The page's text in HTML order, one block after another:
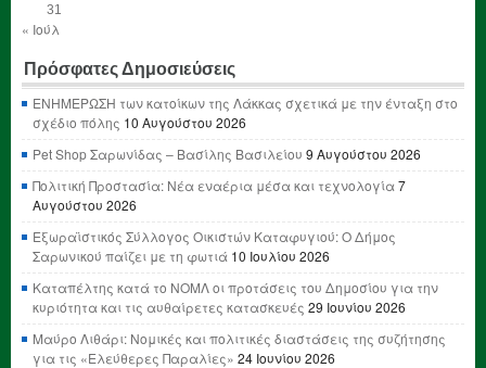
31
« Ιούλ
Πρόσφατες Δημοσιεύσεις
ΕΝΗΜΕΡΩΣΗ των κατοίκων της Λάκκας σχετικά με την ένταξη στο
σχέδιο πόλης 10 Αυγούστου 2026
Pet Shop Σαρωνίδας – Βασίλης Βασιλείου 9 Αυγούστου 2026
Πολιτική Προστασία: Νέα εναέρια μέσα και τεχνολογία7
Αυγούστου 2026
Εξωραϊστικός Σύλλογος Οικιστών Καταφυγιού: Ο Δήμος
Σαρωνικού παίζει με τη φωτιά 10 Ιουλίου 2026
Καταπέλτης κατά το ΝΟΜΛ οι προτάσεις του Δημοσίου για την
κυριότητα και τις αυθαίρετες κατασκευές 29 Ιουνίου 2026
Μαύρο Λιθάρι: Νομικές και πολιτικές διαστάσεις της συζήτησης
για τις «Ελεύθερες Παραλίες» 24 Ιουνίου 2026